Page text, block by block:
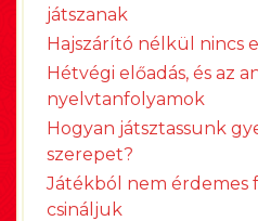
játszanak
Hajszárító nélkül nincs
Hétvégi előadás, és az
nyelvtanfolyamok
Hogyan játsztassunk
szerepet?
Játékból nem érdemes
csináljuk